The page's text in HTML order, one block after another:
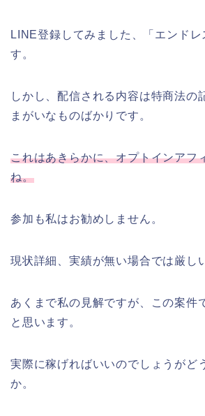
LINE登録してみました、「エンド
す。
しかし、配信される内容は特商法の
まがいなものばかりです。
これはあきらかに、オプトインアフ
ね。
参加も私はお勧めしません。
現状詳細、実績が無い場合では厳し
あくまで私の見解ですが、この案件
と思います。
実際に稼げればいいのでしょうがど
か。